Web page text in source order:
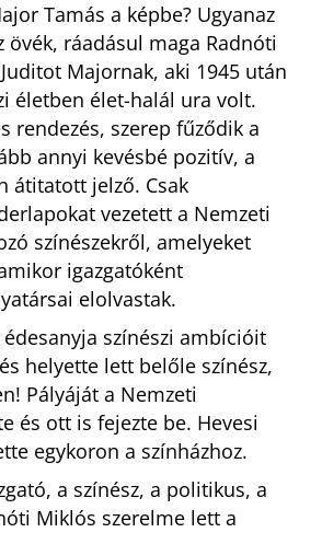
Tamás a képbe? Ugyanaz
övék, ráadásul maga Radnóti
Majornak, aki 1945 után
életben élet-halál ura volt.
rendezés, szerep fűződik a
annyi kevésbé pozitív, a
átitatott jelző. Csak
vezetett a Nemzeti
színészekről, amelyeket
igazgatóként
elolvastak.
színészi ambícióit
helyette lett belőle színész,
Pályáját a Nemzeti
és ott is fejezte be. Hevesi
egykoron a színházhoz.
a színész, a politikus, a
Miklós szerelme lett a